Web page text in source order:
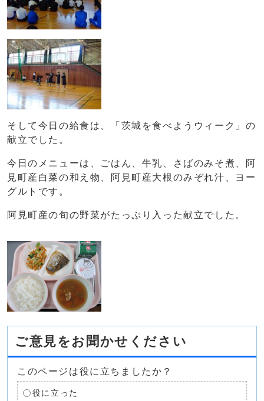
そして今日の給食は、「茨城を食べようウィーク」の
献立でした。
今日のメニューは、ごはん、牛乳、さばのみそ煮、阿
見町産白菜の和え物、阿見町産大根のみぞれ汁、ヨー
グルトです。
阿見町産の旬の野菜がたっぷり入った献立でした。
ご意見をお聞かせください
このページは役に立ちましたか？
役に立った